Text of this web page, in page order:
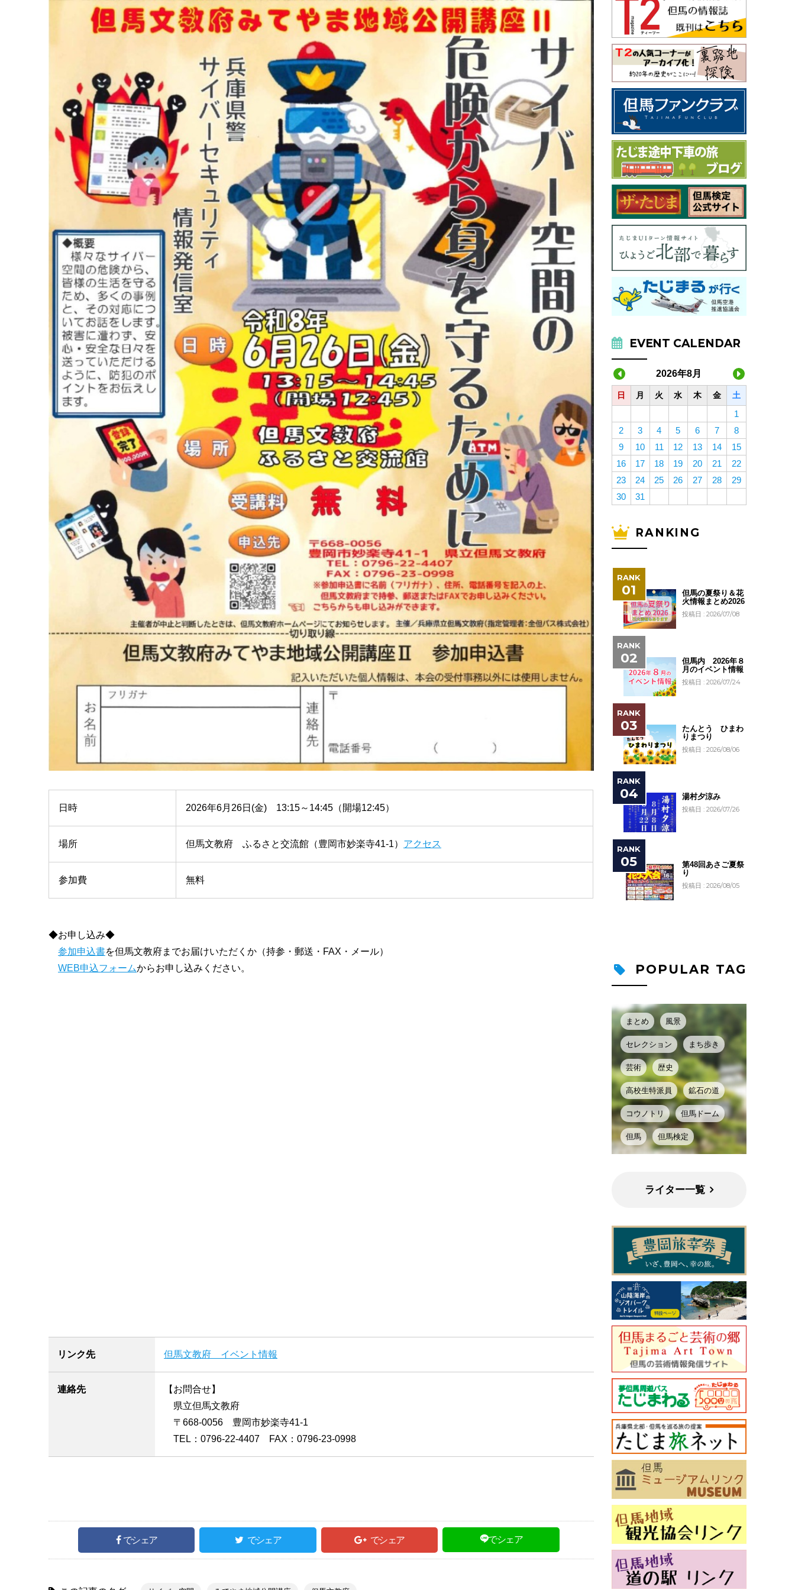
日時 2026年6月26日(金) 13:15～14:45（開場12:45）
場所 但馬文教府 ふるさと交流館（豊岡市妙楽寺41-1） アクセス
参加費 無料
◆お申し込み◆
参加申込書を但馬文教府までお届けいただくか（持参・郵送・FAX・メール）
WEB申込フォームからお申し込みください。
リンク先 但馬文教府 イベント情報
連絡先
【お問合せ】
県立但馬文教府
〒668-0056 豊岡市妙楽寺41-1
TEL：0796-22-4407 FAX：0796-23-0998
でシェア でシェア でシェア でシェア
EVENT CALENDAR
2026年8月
日 月 火 水 木 金 土
1
2
3 4 5 6 7
8
9
10 11 12 13 14
15
16
17 18 19 20 21
22
23
24 25 26 27 28
29
30
31
RANKING
但馬の夏祭り＆花
火情報まとめ2026
投稿日 : 2026/07/08
但馬内 2026年８
月のイベント情報
投稿日 : 2026/07/24
たんとう ひまわ
りまつり
投稿日 : 2026/08/06
湯村夕涼み
投稿日 : 2026/07/26
第48回あさご夏祭
り
投稿日 : 2026/08/05
POPULAR TAG
まとめ 風景
セレクション まち歩き
芸術 歴史
高校生特派員 鉱石の道
コウノトリ 但馬ドーム
但馬 但馬検定
ライター一覧